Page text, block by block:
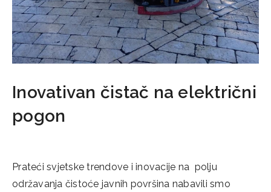
Inovativan čistač na električni
pogon
Prateći svjetske trendove i inovacije na polju
održavanja čistoće javnih površina nabavili smo